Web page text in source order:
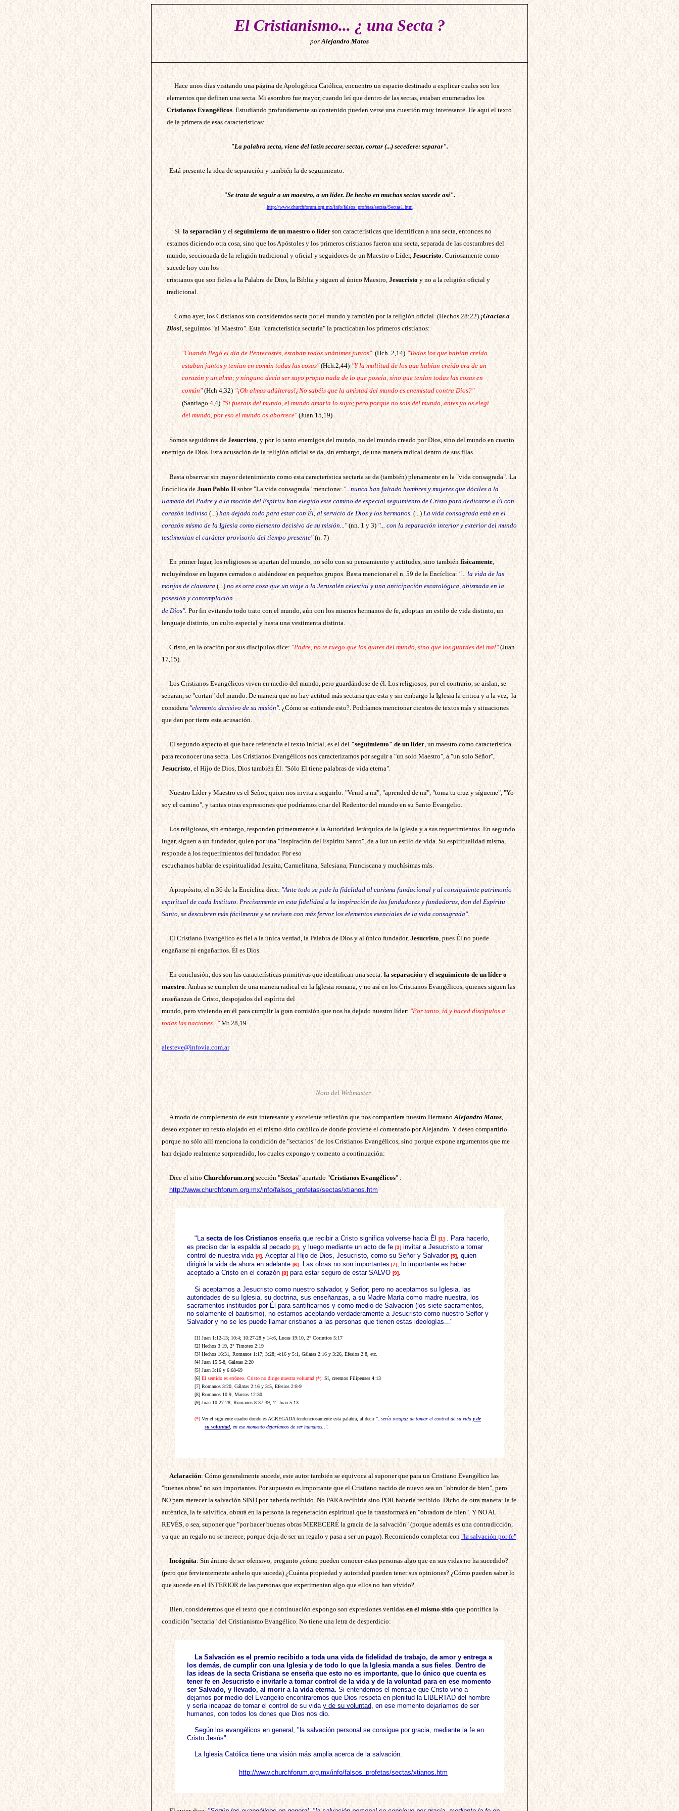
El Cristianismo... ¿ una Secta ?
porAlejandro Matos
Hace unos días visitando una página de Apologética Católica, encuentro un espacio destinado a explicar cuales son los
elementos que definen una secta. Mi asombro fue mayor, cuando leí que dentro de las sectas, estaban enumerados los
Cristianos Evangélicos. Estudiando profundamente su contenido pueden verse una cuestión muy interesante. He aquí el texto
de la primera de esas características:
"La palabra secta, viene del latín secare: sectar, cortar (...) secedere: separar".
Está presente la idea de separación y también la de seguimiento.
"Se trata de seguir a un maestro, a un líder. De hecho en muchas sectas sucede así".
http://www.churchforum.org.mx/info/falsos_profetas/sectas/Sectas1.htm
Si la separación y el seguimiento de un maestro o líder son características que identifican a una secta, entonces no
estamos diciendo otra cosa, sino que los Apóstoles y los primeros cristianos fueron una secta, separada de las costumbres del
mundo, seccionada de la religión tradicional y oficial y seguidores de un Maestro o Líder, Jesucristo. Curiosamente como
sucede hoy con los
cristianos que son fieles a la Palabra de Dios, la Biblia y siguen al único Maestro, Jesucristo y no a la religión oficial y
tradicional.
Como ayer, los Cristianos son considerados secta por el mundo y también por la religión oficial (Hechos 28:22) ¡Gracias a
Dios!, seguimos "al Maestro". Esta "característica sectaria" la practicaban los primeros cristianos:
"Cuando llegó el día de Pentecostés, estaban todos unánimes juntos". (Hch. 2,14) "Todos los que habían creído
estaban juntos y tenían en común todas las cosas"(Hch.2,44) "Y la multitud de los que habían creído era de un
corazón y un alma; y ninguno decía ser suyo propio nada de lo que poseía, sino que tenían todas las cosas en
común"(Hch 4,32) "¡Oh almas adúlteras!¿No sabéis que la amistad del mundo es enemistad contra Dios?"
(Santiago 4,4) "Si fuerais del mundo, el mundo amaría lo suyo; pero porque no sois del mundo, antes yo os elegí
del mundo, por eso el mundo os aborrece"(Juan 15,19)
Somos seguidores de Jesucristo, y por lo tanto enemigos del mundo, no del mundo creado por Dios, sino del mundo en cuanto
enemigo de Dios. Esta acusación de la religión oficial se da, sin embargo, de una manera radical dentro de sus filas.
Basta observar sin mayor detenimiento como esta característica sectaria se da (también) plenamente en la "vida consagrada". La
Encíclica de Juan Pablo II sobre "La vida consagrada" menciona: "...nunca han faltado hombres y mujeres que dóciles a la
llamada del Padre y a la moción del Espíritu han elegido este camino de especial seguimiento de Cristo para dedicarse a Él con
corazón indiviso (...) han dejado todo para estar con Él, al servicio de Dios y los hermanos. (...)La vida consagrada está en el
corazón mismo de la Iglesia como elemento decisivo de su misión..."(nn. 1 y 3) "... con la separación interior y exterior del mundo
testimonian el carácter provisorio del tiempo presente"(n. 7)
En primer lugar, los religiosos se apartan del mundo, no sólo con su pensamiento y actitudes, sino también físicamente,
recluyéndose en lugares cerrados o aislándose en pequeños grupos. Basta mencionar el n. 59 de la Encíclica: "... la vida de las
monjas de clausura (...) no es otra cosa que un viaje a la Jerusalén celestial y una anticipación escatológica, abismada en la
posesión y contemplación
de Dios". Por fin evitando todo trato con el mundo, aún con los mismos hermanos de fe, adoptan un estilo de vida distinto, un
lenguaje distinto, un culto especial y hasta una vestimenta distinta.
Cristo, en la oración por sus discípulos dice: "Padre, no te ruego que los quites del mundo, sino que los guardes del mal"(Juan
17,15).
Los Cristianos Evangélicos viven en medio del mundo, pero guardándose de él. Los religiosos, por el contrario, se aislan, se
separan, se "cortan" del mundo. De manera que no hay actitud más sectaria que esta y sin embargo la Iglesia la critica y a la vez, la
considera "elemento decisivo de su misión". ¿Cómo se entiende esto?. Podríamos mencionar cientos de textos más y situaciones
que dan por tierra esta acusación.
El segundo aspecto al que hace referencia el texto inicial, es el del"seguimiento" de un líder, un maestro como característica
para reconocer una secta. Los Cristianos Evangélicos nos caracterizamos por seguir a "un solo Maestro", a "un solo Señor",
Jesucristo, el Hijo de Dios, Dios también Él. "Sólo El tiene palabras de vida eterna".
Nuestro Líder y Maestro es el Señor, quien nos invita a seguirlo: "Venid a mí", "aprended de mí", "toma tu cruz y sígueme", "Yo
soy el camino", y tantas otras expresiones que podríamos citar del Redentor del mundo en su Santo Evangelio.
Los religiosos, sin embargo, responden primeramente a la Autoridad Jerárquica de la Iglesia y a sus requerimientos. En segundo
lugar, siguen a un fundador, quien por una "inspiración del Espíritu Santo", da a luz un estilo de vida. Su espiritualidad misma,
responde a los requerimientos del fundador. Por eso
escuchamos hablar de espiritualidad Jesuita, Carmelitana, Salesiana, Franciscana y muchísimas más.
A propósito, el n.36 de la Encíclica dice: "Ante todo se pide la fidelidad al carisma fundacional y al consiguiente patrimonio
espiritual de cada Instituto. Precisamente en esta fidelidad a la inspiración de los fundadores y fundadoras, don del Espíritu
Santo, se descubren más fácilmente y se reviven con más fervor los elementos esenciales de la vida consagrada".
El Cristiano Evangélico es fiel a la única verdad, la Palabra de Dios y al único fundador, Jesucristo, pues Él no puede
engañarse ni engañarnos. Él es Dios.
En conclusión, dos son las características primitivas que identifican una secta: la separación y el seguimiento de un líder o
maestro. Ambas se cumplen de una manera radical en la Iglesia romana, y no así en los Cristianos Evangélicos, quienes siguen las
enseñanzas de Cristo, despojados del espíritu del
mundo, pero viviendo en él para cumplir la gran comisión que nos ha dejado nuestro líder: "Por tanto, id y haced discípulos a
todas las naciones..."Mt 28,19.
alesteve@infovia.com.ar
Nota del Webmaster
A modo de complemento de esta interesante y excelente reflexión que nos compartiera nuestro HermanoAlejandro Matos,
deseo exponer un texto alojado en el mismo sitio católico de donde proviene el comentado por Alejandro. Y deseo compartirlo
porque no sólo allí menciona la condición de "sectarios" de los Cristianos Evangélicos, sino porque expone argumentos que me
han dejado realmente sorprendido, los cuales expongo y comento a continuación:
Dice el sitio Churchforum.orgsección "Sectas" apartado "Cristianos Evangélicos" :
http://www.churchforum.org.mx/info/falsos_profetas/sectas/xtianos.htm
"La secta de los Cristianos enseña que recibir a Cristo significa volverse hacia Él [1] . Para hacerlo,
es preciso dar la espalda al pecado [2], y luego mediante un acto de fe [3] invitar a Jesucristo a tomar
control de nuestra vida [4]. Aceptar al Hijo de Dios, Jesucristo, como su Señor y Salvador [5], quien
dirigirá la vida de ahora en adelante [6]. Las obras no son importantes [7], lo importante es haber
aceptado a Cristo en el corazón [8] para estar seguro de estar SALVO [9].
Si aceptamos a Jesucristo como nuestro salvador, y Señor; pero no aceptamos su Iglesia, las
autoridades de su Iglesia, su doctrina, sus enseñanzas, a su Madre María como madre nuestra, los
sacramentos instituidos por Él para santificarnos y como medio de Salvación (los siete sacramentos,
no solamente el bautismo), no estamos aceptando verdaderamente a Jesucristo como nuestro Señor y
Salvador y no se les puede llamar cristianos a las personas que tienen estas ideologías..."
[1] Juan 1:12-13; 10:4; 10:27-28 y 14:6, Lucas 19:10, 2° Corintios 5:17
[2] Hechos 3:19, 2° Timoteo 2:19
[3] Hechos 16:31, Romanos 1:17; 3:28; 4:16 y 5:1, Gálatas 2:16 y 3:26, Efesios 2:8, etc.
[4] Juan 15:5-8, Gálatas 2:20
[5] Juan 3:16 y 6:68-69
[6] El sentido es erróneo. Cristo no dirige nuestra voluntad (*). Sí, creemos Filipenses 4:13
[7] Romanos 3:20, Gálatas 2:16 y 3:5, Efesios 2:8-9
[8] Romanos 10:9, Marcos 12:30,
[9] Juan 10:27-28; Romanos 8:37-39; 1° Juan 5:13
(*) Ver el siguiente cuadro donde es AGREGADA tendenciosamente esta palabra, al decir "..sería incapaz de tomar el control de su vida y de
su voluntad , en ese momento dejaríamos de ser humanos..".
Aclaración: Cómo generalmente sucede, este autor también se equivoca al suponer que para un Cristiano Evangélico las
"buenas obras" no son importantes. Por supuesto es importante que el Cristiano nacido de nuevo sea un "obrador de bien", pero
NO para merecer la salvación SINO por haberla recibido. No PARA recibirla sino POR haberla recibido. Dicho de otra manera: la fe
auténtica, la fe salvífica, obrará en la persona la regeneración espiritual que la transformará en "obradora de bien". Y NO AL
REVÉS, o sea, suponer que "por hacer buenas obras MERECERÉ la gracia de la salvación" (porque además es una contradicción,
ya que un regalo no se merece, porque deja de ser un regalo y pasa a ser un pago). Recomiendo completar con "la salvación por fe"
Incógnita: Sin ánimo de ser ofensivo, pregunto ¿cómo pueden conocer estas personas algo que en sus vidas no ha sucedido?
(pero que fervientemente anhelo que suceda) ¿Cuánta propiedad y autoridad pueden tener sus opiniones? ¿Cómo pueden saber lo
que sucede en el INTERIOR de las personas que experimentan algo que ellos no han vivido?
Bien, consideremos que el texto que a continuación expongo son expresiones vertidas en el mismo sitio que pontifica la
condición "sectaria" del Cristianismo Evangélico. No tiene una letra de desperdicio:
La Salvación es el premio recibido a toda una vida de fidelidad de trabajo, de amor y entrega a
los demás, de cumplir con una Iglesia y de todo lo que la Iglesia manda a sus fieles. Dentro de
las ideas de la secta Cristiana se enseña que esto no es importante, que lo único que cuenta es
tener fe en Jesucristo e invitarle a tomar control de la vida y de la voluntad para en ese momento
ser Salvado, y llevado, al morir a la vida eterna. Si entendemos el mensaje que Cristo vino a
dejarnos por medio del Evangelio encontraremos que Dios respeta en plenitud la LIBERTAD del hombre
y sería incapaz de tomar el control de su vida y de su voluntad, en ese momento dejaríamos de ser
humanos, con todos los dones que Dios nos dio.
Según los evangélicos en general, "la salvación personal se consigue por gracia, mediante la fe en
Cristo Jesús".
La Iglesia Católica tiene una visión más amplia acerca de la salvación.
http://www.churchforum.org.mx/info/falsos_profetas/sectas/xtianos.htm